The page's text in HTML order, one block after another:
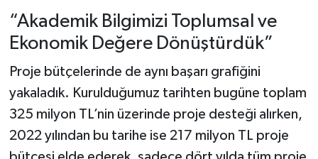
“Akademik Bilgimizi Toplumsal ve
Ekonomik Değere Dönüştürdük”
Proje bütçelerinde de aynı başarı grafiğini
yakaladık. Kurulduğumuz tarihten bugüne toplam
325 milyon TL’nin üzerinde proje desteği alırken,
2022 yılından bu tarihe ise 217 milyon TL proje